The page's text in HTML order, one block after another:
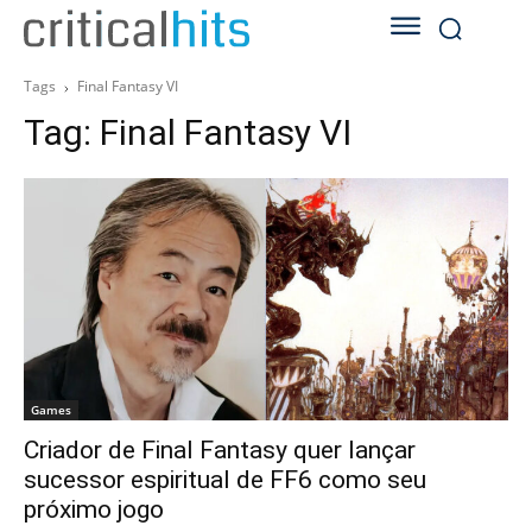
Tags Final Fantasy VI
Tag: Final Fantasy VI
Games
Criador de Final Fantasy quer lançar
sucessor espiritual de FF6 como seu
próximo jogo